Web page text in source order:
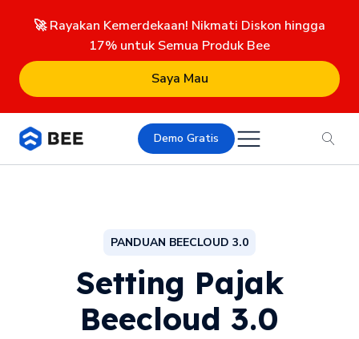
🚀 Rayakan Kemerdekaan! Nikmati Diskon hingga
17% untuk Semua Produk Bee
Saya Mau
Demo Gratis
PANDUAN BEECLOUD 3.0
Setting Pajak
Beecloud 3.0